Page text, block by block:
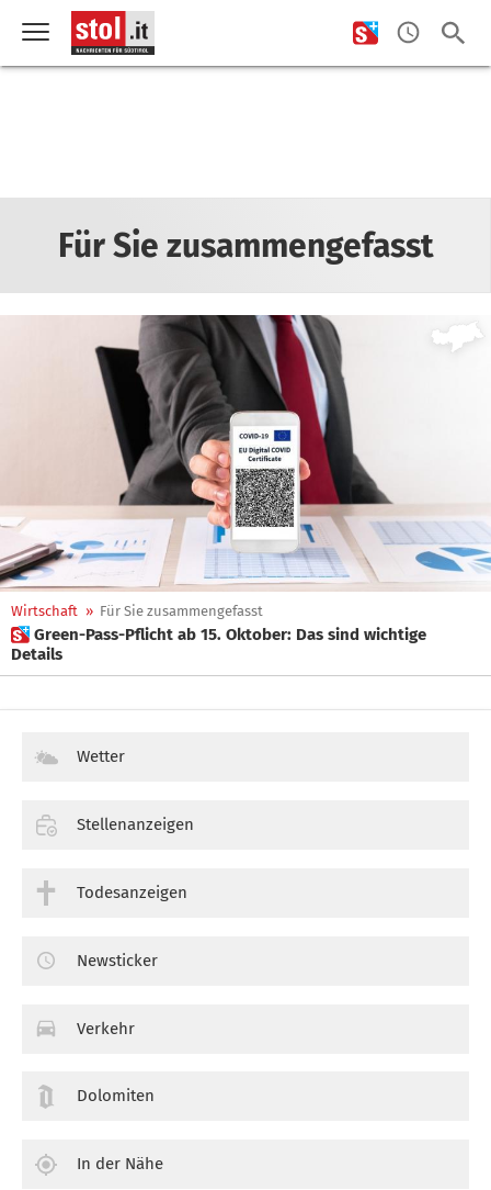
Für Sie zusammengefasst
Wirtschaft » Für Sie zusammengefasst
 Green-Pass-Pflicht ab 15. Oktober: Das sind wichtige
Details
Wetter
Stellenanzeigen
Todesanzeigen
Newsticker
Verkehr
Dolomiten
In der Nähe